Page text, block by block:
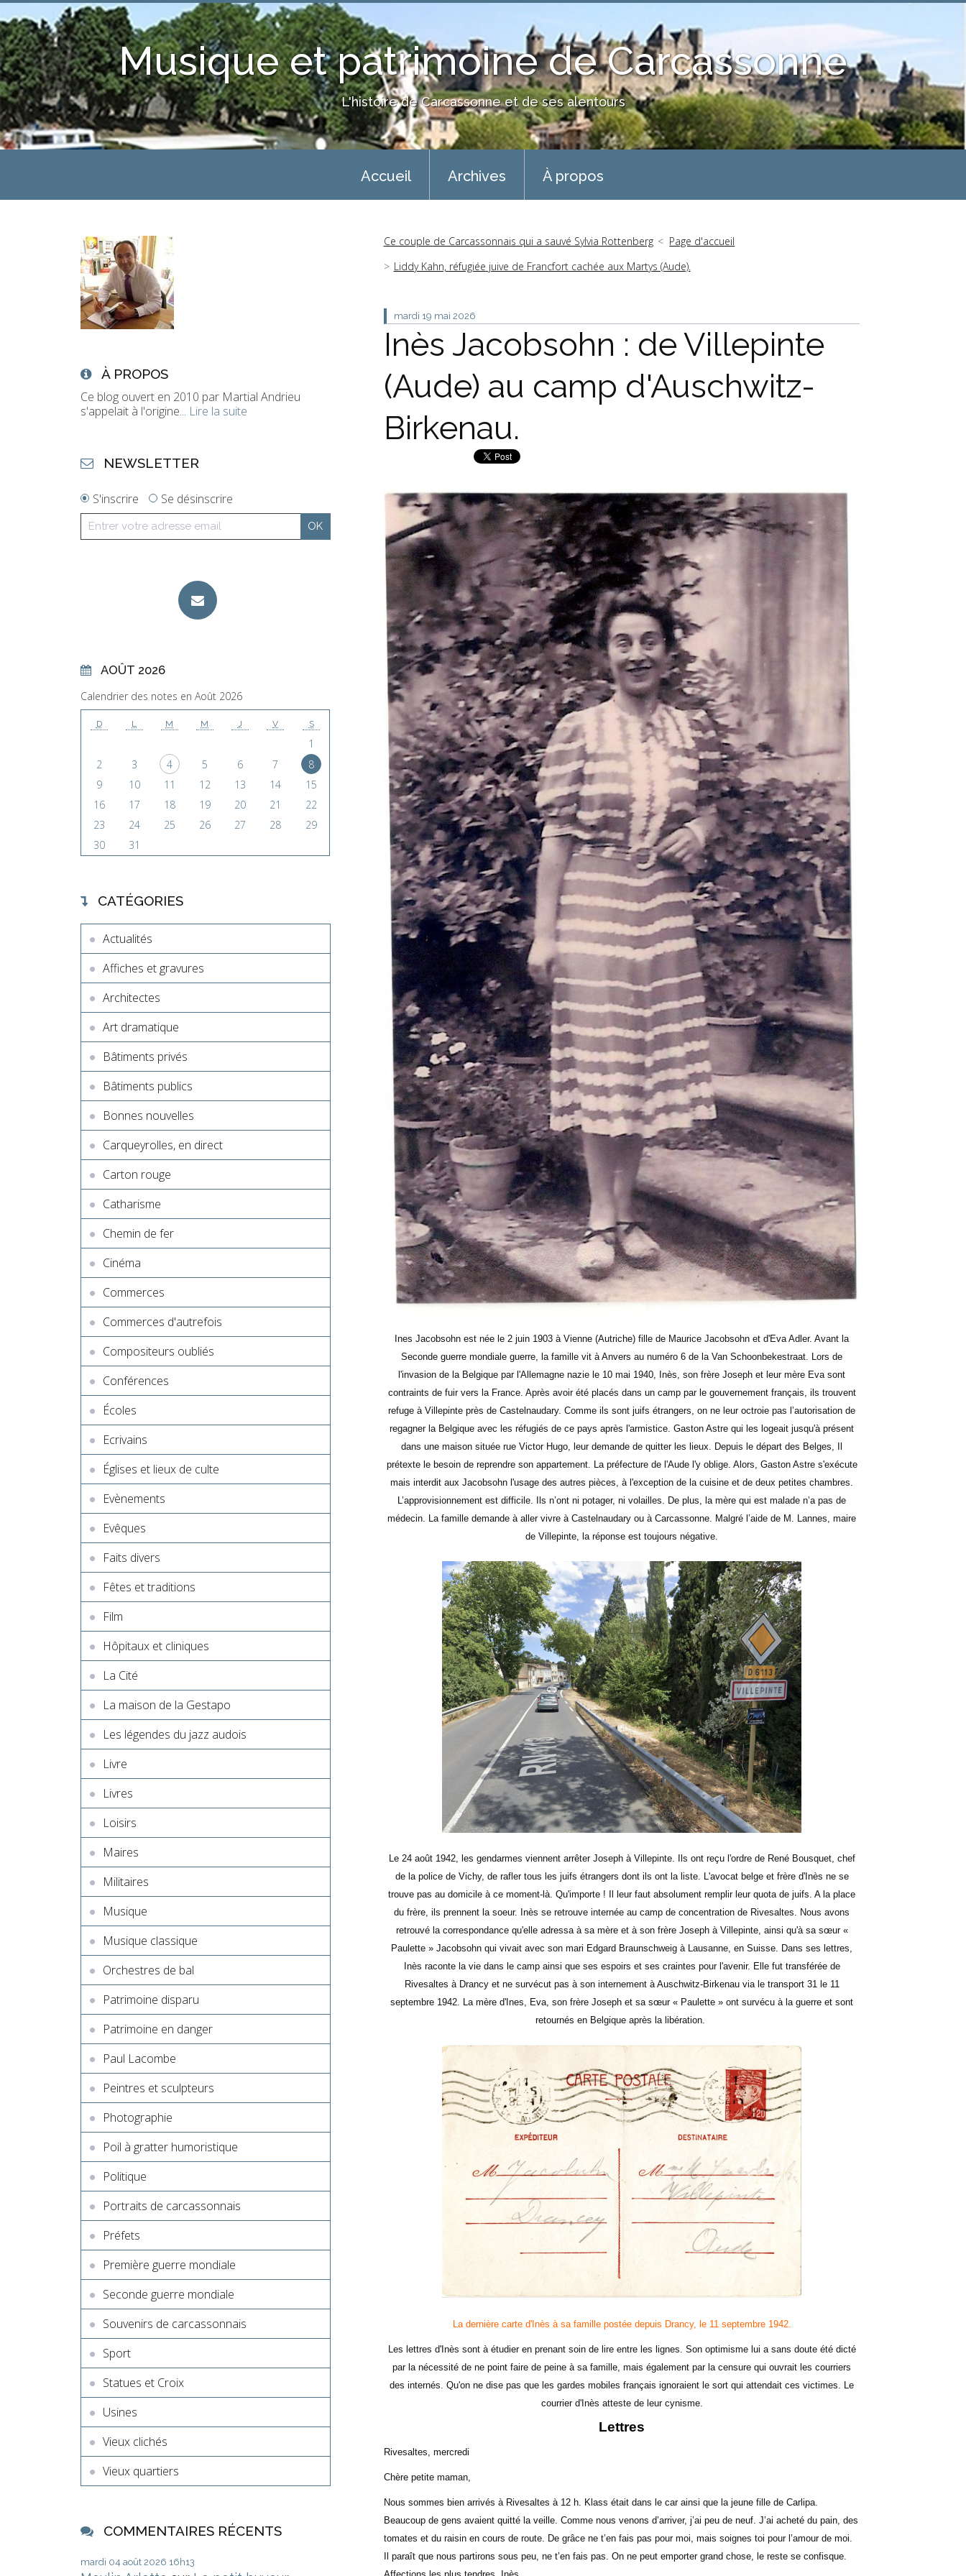
Musique et patrimoine de Carcassonne
L'histoire de Carcassonne et de ses alentours
Accueil Archives À propos
À PROPOS
Ce blog ouvert en 2010 par Martial Andrieu
s'appelait à l'origine... Lire la suite
NEWSLETTER
S'inscrire Se désinscrire
AOÛT 2026
Calendrier des notes en Août 2026
D L M M J V S
1
2
3 4 5 6 7
8
9
10 11 12 13 14
15
16
17 18 19 20 21
22
23
24 25 26 27 28
29
30
31
CATÉGORIES
Actualités
Affiches et gravures
Architectes
Art dramatique
Bâtiments privés
Bâtiments publics
Bonnes nouvelles
Carqueyrolles, en direct
Carton rouge
Catharisme
Chemin de fer
Cinéma
Commerces
Commerces d'autrefois
Compositeurs oubliés
Conférences
Écoles
Ecrivains
Églises et lieux de culte
Evènements
Evêques
Faits divers
Fêtes et traditions
Film
Hôpitaux et cliniques
La Cité
La maison de la Gestapo
Les légendes du jazz audois
Livre
Livres
Loisirs
Maires
Militaires
Musique
Musique classique
Orchestres de bal
Patrimoine disparu
Patrimoine en danger
Paul Lacombe
Peintres et sculpteurs
Photographie
Poil à gratter humoristique
Politique
Portraits de carcassonnais
Préfets
Première guerre mondiale
Seconde guerre mondiale
Souvenirs de carcassonnais
Sport
Statues et Croix
Usines
Vieux clichés
Vieux quartiers
COMMENTAIRES RÉCENTS
mardi 04 août 2026 16h13
Ce couple de Carcassonnais qui a sauvé Sylvia Rottenberg
Page d'accueil
Liddy Kahn, réfugiée juive de Francfort cachée aux Martys (Aude).
mardi 19 mai 2026
Inès Jacobsohn : de Villepinte
(Aude) au camp d'Auschwitz-
Birkenau.
Ines Jacobsohn est née le 2 juin 1903 à Vienne (Autriche) fille de Maurice Jacobsohn et d'Eva Adler. Avant la
Seconde guerre mondiale guerre, la famille vit à Anvers au numéro 6 de la Van Schoonbekestraat. Lors de
l'invasion de la Belgique par l'Allemagne nazie le 10 mai 1940, Inès, son frère Joseph et leur mère Eva sont
contraints de fuir vers la France. Après avoir été placés dans un camp par le gouvernement français, ils trouvent
refuge à Villepinte près de Castelnaudary. Comme ils sont juifs étrangers, on ne leur octroie pas l’autorisation de
regagner la Belgique avec les réfugiés de ce pays après l'armistice. Gaston Astre qui les logeait jusqu'à présent
dans une maison située rue Victor Hugo, leur demande de quitter les lieux. Depuis le départ des Belges, Il
prétexte le besoin de reprendre son appartement. La préfecture de l'Aude l'y oblige. Alors, Gaston Astre s'exécute
mais interdit aux Jacobsohn l'usage des autres pièces, à l'exception de la cuisine et de deux petites chambres.
L’approvisionnement est difficile. Ils n’ont ni potager, ni volailles. De plus, la mère qui est malade n’a pas de
médecin. La famille demande à aller vivre à Castelnaudary ou à Carcassonne. Malgré l’aide de M. Lannes, maire
de Villepinte, la réponse est toujours négative.
Le 24 août 1942, les gendarmes viennent arrêter Joseph à Villepinte. Ils ont reçu l'ordre de René Bousquet, chef
de la police de Vichy, de rafler tous les juifs étrangers dont ils ont la liste. L'avocat belge et frère d'Inès ne se
trouve pas au domicile à ce moment-là. Qu'importe ! Il leur faut absolument remplir leur quota de juifs. A la place
du frère, ils prennent la soeur. Inès se retrouve internée au camp de concentration de Rivesaltes. Nous avons
retrouvé la correspondance qu'elle adressaà sa mère et à son frère Joseph à Villepinte, ainsi qu'à sa sœur «
Paulette » Jacobsohn qui vivait avec son mari Edgard Braunschweig à Lausanne, en Suisse. Dans ses lettres,
Inès raconte la vie dans le camp ainsi que ses espoirs et ses craintes pour l'avenir. Elle fut transférée de
Rivesaltes à Drancy et ne survécut pas à son internement à Auschwitz-Birkenau via le transport 31 le 11
septembre 1942. La mère d'Ines, Eva, son frère Joseph et sa sœur « Paulette » ont survécu à la guerre et sont
retournés en Belgique après la libération.
La dernière carte d'Inès à sa famille postée depuis Drancy, le 11 septembre 1942.
Les lettres d'Inès sont à étudier en prenant soin de lire entre les lignes. Son optimisme lui a sans doute été dicté
par la nécessité de ne point faire de peine à sa famille, mais également par la censure qui ouvrait les courriers
des internés. Qu'on ne dise pas que les gardes mobiles français ignoraient le sort qui attendait ces victimes. Le
courrier d'Inès atteste de leur cynisme.
Lettres
Rivesaltes, mercredi
Chère petite maman,
Nous sommes bien arrivés à Rivesaltes à 12 h. Klass était dans le car ainsi que la jeune fille de Carlipa.
Beaucoup de gens avaient quitté la veille. Comme nous venons d’arriver, j’ai peu de neuf. J’ai acheté du pain, des
tomates et du raisin en cours de route. De grâce ne t’en fais pas pour moi, mais soignes toi pour l’amour de moi.
Il paraît que nous partirons sous peu, ne t’en fais pas. On ne peut emporter grand chose, le reste se confisque.